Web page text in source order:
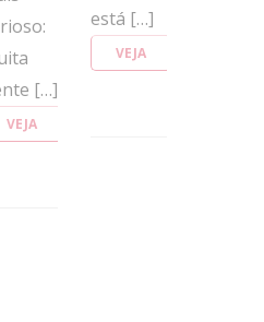
[…]
VEJA
está […]
VEJA